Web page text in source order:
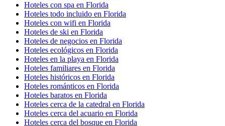
Hoteles con spa en Florida
Hoteles todo incluido en Florida
Hoteles con wifi en Florida
Hoteles de ski en Florida
Hoteles de negocios en Florida
Hoteles ecológicos en Florida
Hoteles en la playa en Florida
Hoteles familiares en Florida
Hoteles históricos en Florida
Hoteles románticos en Florida
Hoteles baratos en Florida
Hoteles cerca de la catedral en Florida
Hoteles cerca del acuario en Florida
Hoteles cerca del bosque en Florida